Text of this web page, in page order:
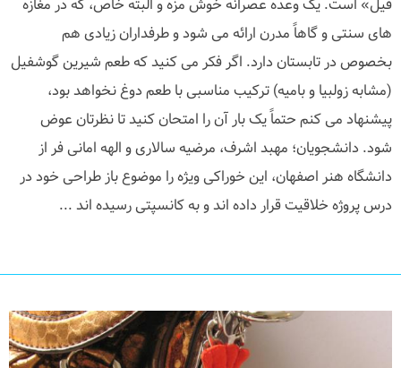
های سنتی و گاهاً مدرن ارائه می شود و طرفداران زیادی هم
بخصوص در تابستان دارد. اگر فکر می کنید که طعم شیرین گوشفیل
(مشابه زولبیا و بامیه) ترکیب مناسبی با طعم دوغ نخواهد بود،
پیشنهاد می کنم حتماً یک بار آن را امتحان کنید تا نظرتان عوض
شود. دانشجویان؛ مهبد اشرف، مرضیه سالاری و الهه امانی فر از
دانشگاه هنر اصفهان، این خوراکی ویژه را موضوع باز طراحی خود در
درس پروژه خلاقیت قرار داده اند و به کانسپتی رسیده اند ...